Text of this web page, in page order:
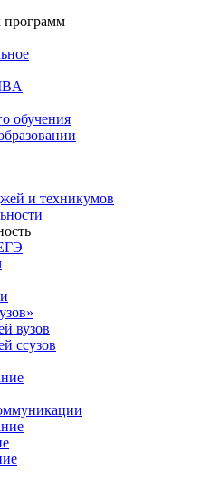
программ
обучения
и техникумов
вузов
ссузов